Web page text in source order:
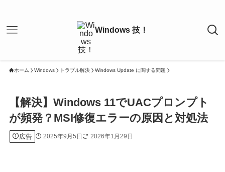
ホーム Windows トラブル解決 Windows Update に関する問題
【解決】Windows 11でUACプロンプト
が頻発？MSI修復エラーの原因と対処法
広告 2025年9月5日 2026年1月29日